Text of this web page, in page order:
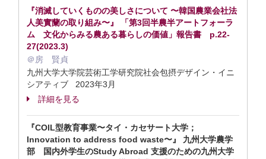
『消滅していくものの美しさについて 〜韓国農業会社法
人美實蘭の取り組み〜』 「第3回半農半アートフォーラ
ム 文化からみる農ある暮らしの価値」報告書 p.22-
27(2023.3)
＠房 賢貞
九州大学大学院芸術工学研究院社会包摂デザイン・イニ
シアティブ 2023年3月
詳細を見る
『COIL型教育事業〜タイ・カセサート大学；
Innovation to address food waste〜』 九州大学農学
部 国内外学生のStudy Abroad 支援のための九州大学